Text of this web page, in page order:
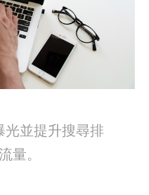
並提升搜尋排
量。